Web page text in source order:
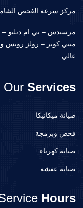
مركز سرعة الفحص
مرسيدس – بي ام دبليو –
ميني كوبر – رولز رويس
عالي.
Our Services
صيانة ميكانيكا
فحص وبرمجة
صيانة كهرباء
صيانة عفشة
Hours